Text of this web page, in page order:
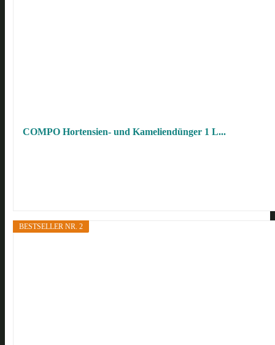
COMPO Hortensien- und Kameliendünger 1 L...
BESTSELLER NR. 2